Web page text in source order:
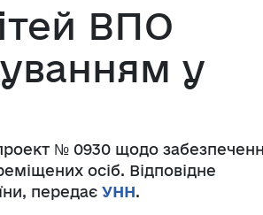
ВПО
у
№ 0930 щодо
осіб. Відповідне
передає УНН.